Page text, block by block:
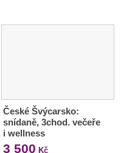
České Švýcarsko:
snídaně, 3chod. večeře
i wellness
3 500 Kč